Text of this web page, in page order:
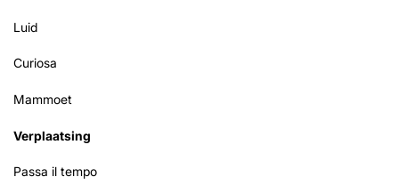
Luid
Curiosa
Mammoet
Verplaatsing
Passa il tempo